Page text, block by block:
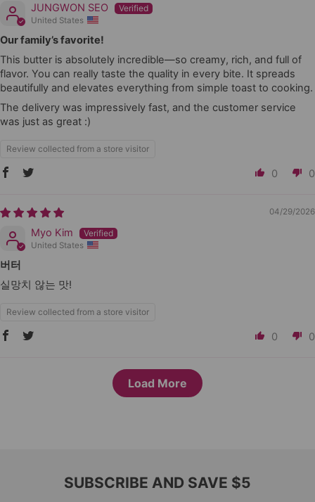
JUNGWON SEO
United States
Our family’s favorite!
This butter is absolutely incredible—so creamy, rich, and full of
flavor. You can really taste the quality in every bite. It spreads
beautifully and elevates everything from simple toast to cooking.
The delivery was impressively fast, and the customer service
was just as great :)
Review collected from a store visitor
0 0
04/29/2026
Myo Kim
United States
버터
실망치 않는 맛!
Review collected from a store visitor
0 0
Load More
SUBSCRIBE AND SAVE $5